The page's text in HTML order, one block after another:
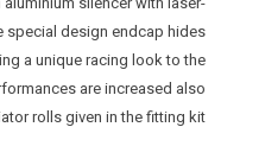
special design endcap hides
a unique racing look to the
are increased also
rolls given in the fitting kit.